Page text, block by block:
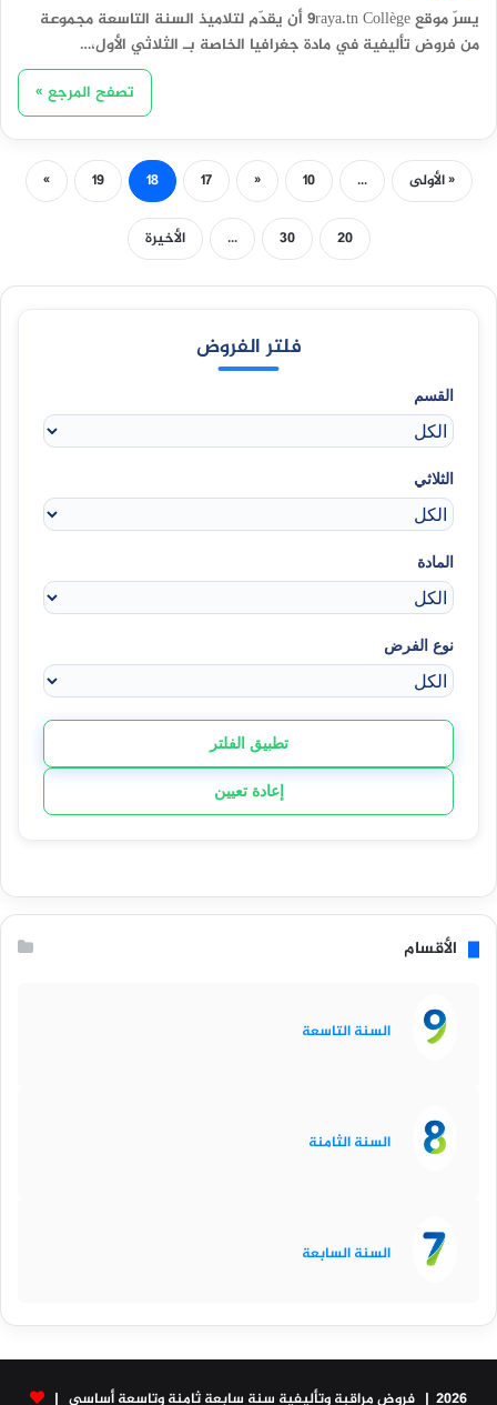
يسرّ موقع 9raya.tn Collège أن يقدّم لتلاميذ السنة التاسعة مجموعة
من فروض تأليفية في مادة جغرافيا الخاصة بـ الثلاثي الأول،…
تصفح المرجع »
« الأولى ...
10
«
17
18
19
»
20
30
... الأخيرة
فلتر الفروض
القسم
الثلاثي
المادة
نوع الفرض
تطبيق الفلتر
إعادة تعيين
الأقسام
السنة التاسعة
السنة الثامنة
السنة السابعة
2026 | فروض مراقبة وتأليفية سنة سابعة ثامنة وتاسعة أساسي |